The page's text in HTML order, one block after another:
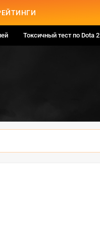
Токсичный тест по Dota 2